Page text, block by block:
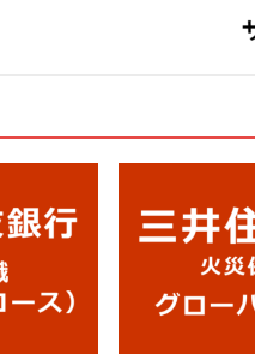
定の登竜門!! 満足度98％のインター
体育会積極採用企業
の一部を体験できるイベント開催 】
総合建設会社（ゼネコン） ｜ 充実の